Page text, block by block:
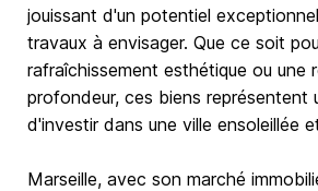
jouissant d'un potentiel
travaux à envisager. Que ce soit
rafraîchissement esthétique ou une
profondeur, ces biens représentent
d'investir dans une ville ensoleillée
Marseille, avec son marché